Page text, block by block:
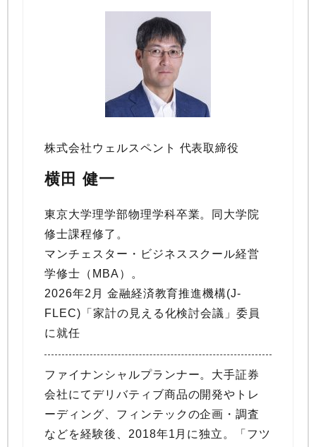
株式会社ウェルスペント 代表取締役
横田 健一
東京大学理学部物理学科卒業。同大学院
修士課程修了。
マンチェスター・ビジネススクール経営
学修士（MBA）。
2026年2月 金融経済教育推進機構(J-
FLEC)「家計の見える化検討会議」委員
に就任
ファイナンシャルプランナー。大手証券
会社にてデリバティブ商品の開発やトレ
ーディング、フィンテックの企画・調査
などを経験後、2018年1月に独立。「フツ